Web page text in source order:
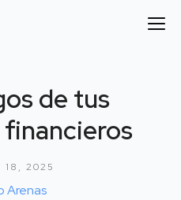
de tus
18, 2025
Arenas